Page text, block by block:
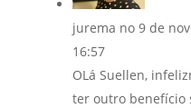
jurema no 9 de
16:57
OLá Suellen,
ter outro benefício